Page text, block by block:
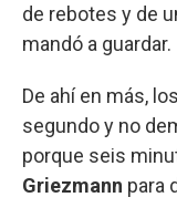
de rebotes y de
mandó a guardar.
De ahí en más,
segundo y no
porque seis
Griezmann para